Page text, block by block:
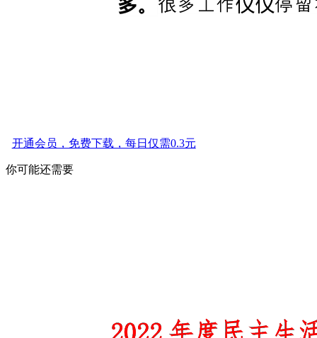
开通会员，免费下载，每日仅需0.3元
你可能还需要